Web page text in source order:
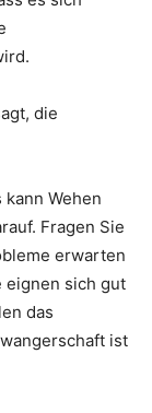
die
Wehen
Fragen Sie
erwarten
eignen sich gut
das
ist